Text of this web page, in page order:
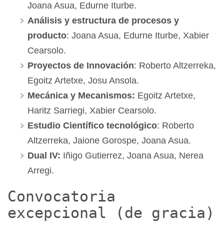
Joana Asua, Edurne Iturbe.
Análisis y estructura de procesos y
producto: Joana Asua, Edurne Iturbe, Xabier
Cearsolo.
Proyectos de Innovación: Roberto Altzerreka,
Egoitz Artetxe, Josu Ansola.
Mecánica y Mecanismos: Egoitz Artetxe,
Haritz Sarriegi, Xabier Cearsolo.
Estudio Científico tecnológico: Roberto
Altzerreka, Jaione Gorospe, Joana Asua.
Dual IV: Iñigo Gutierrez, Joana Asua, Nerea
Arregi.
Convocatoria
excepcional (de gracia)